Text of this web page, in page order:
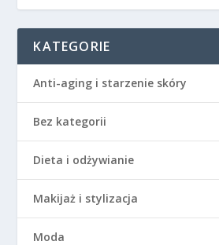
KATEGORIE
Anti-aging i starzenie skóry
Bez kategorii
Dieta i odżywianie
Makijaż i stylizacja
Moda